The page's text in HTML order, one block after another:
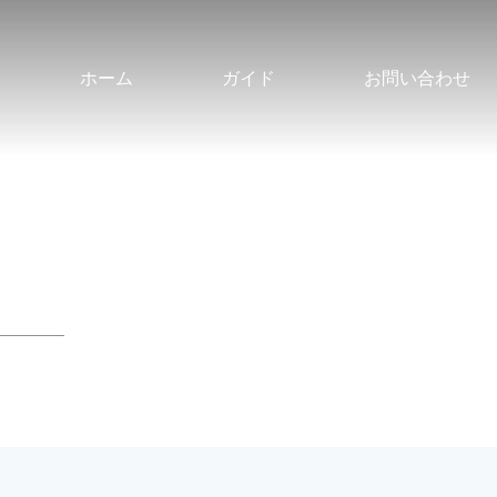
ホーム ガイド お問い合わせ